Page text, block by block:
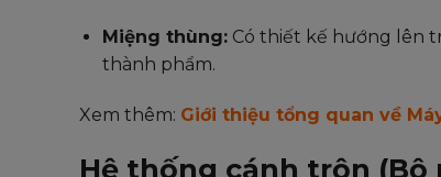
Miệng thùng:Có thiết kế hướng lên
thành phẩm.
Xem thêm: Giới thiệu tổng quan về
Hệ thống cánh trộn